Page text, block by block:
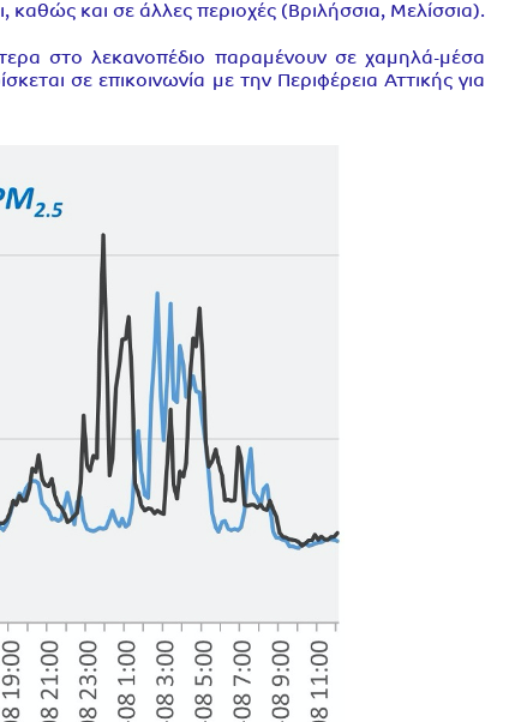
καθώς και σε άλλες περιοχές (Βριλήσσια, Μελίσσια).
στο λεκανοπέδιο παραμένουν σε χαμηλά-μέσα
σε επικοινωνία με την Περιφέρεια Αττικής για